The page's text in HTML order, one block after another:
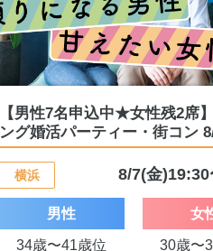
【男性7名申込中★女性残2席
ング婚活パーティー・街コン
横浜 8/7(金
男性
34歳〜41歳位
女
30歳〜